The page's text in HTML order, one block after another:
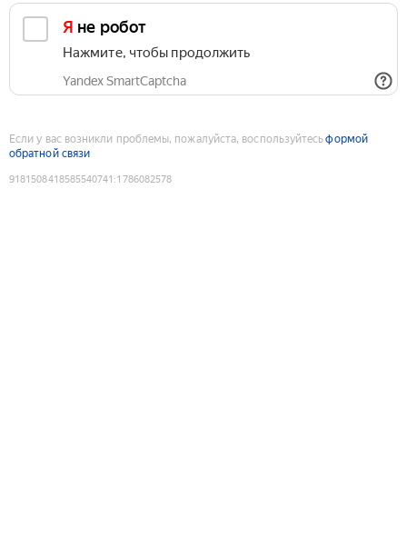
Я не робот
Нажмите, чтобы продолжить
Yandex SmartCaptcha
Если у вас возникли проблемы, пожалуйста, воспользуйтесьформой
обратной связи
9181508418585540741 :1786082578